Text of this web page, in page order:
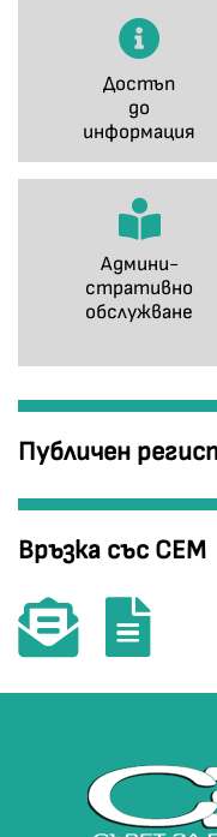
Достъп
до
информация
Админи-
стративно
обслужване
Публичен
Връзка със СЕМ